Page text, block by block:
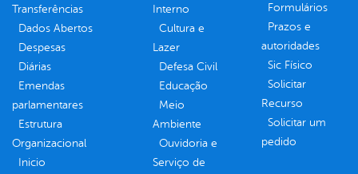
Transferências
Dados Abertos
Despesas
Diárias
Emendas
parlamentares
Estrutura
Organizacional
Inicio
Interno
Cultura e
Lazer
Defesa Civil
Educação
Meio
Ambiente
Ouvidoria e
Serviço de
Formulários
Prazos e
autoridades
Sic Físico
Solicitar
Recurso
Solicitar um
pedido